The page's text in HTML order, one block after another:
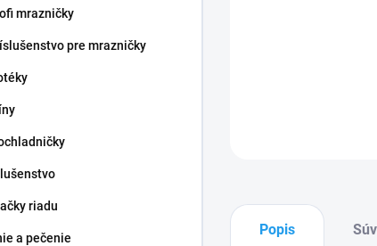
mrazničky
pre mrazničky
riadu
a pečenie Popis